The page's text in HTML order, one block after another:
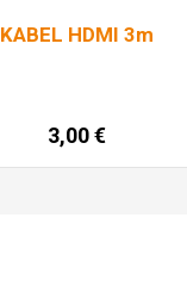
KABEL HDMI 3m
3,00€
Pročitaj više